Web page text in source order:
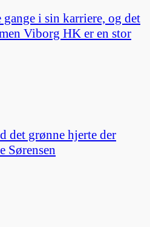
i sin karriere, og det
Viborg HK er en stor
det grønne hjerte der
Sørensen